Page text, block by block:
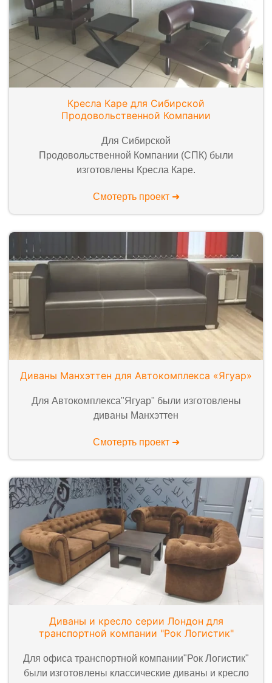
Кресла Каре для Сибирской
Продовольственной Компании
Для Сибирской
Продовольственной Компании (СПК) были
изготовлены Кресла Каре.
Смотерть проект ➜
Диваны Манхэттен для Автокомплекса «Ягуар»
Для Автокомплекса"Ягуар" были изготовлены
диваны Манхэттен
Смотерть проект ➜
Диваны и кресло серии Лондон для
транспортной компании "Рок Логистик"
Для офиса транспортной компании"Рок Логистик"
были изготовлены классические диваны и кресло